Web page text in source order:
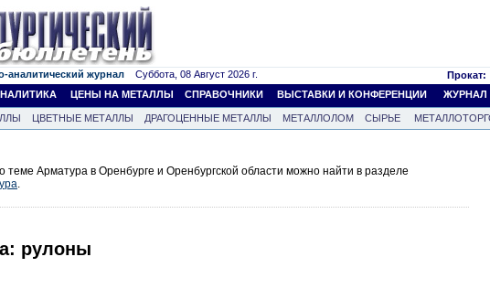
журнал Суббота, 08 Август 2026 г. Прокат:
ЦЕНЫ НА МЕТАЛЛЫ СПРАВОЧНИКИ ВЫСТАВКИ И КОНФЕРЕНЦИИ ЖУРНАЛ
ЦВЕТНЫЕ МЕТАЛЛЫ ДРАГОЦЕННЫЕ МЕТАЛЛЫ МЕТАЛЛОЛОМ СЫРЬЕ
теме Арматура в Оренбурге и Оренбургской области можно найти в разделе
.
рулоны